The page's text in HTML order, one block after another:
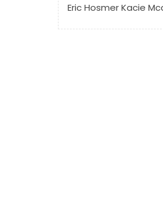
Eric Hosmer Kacie